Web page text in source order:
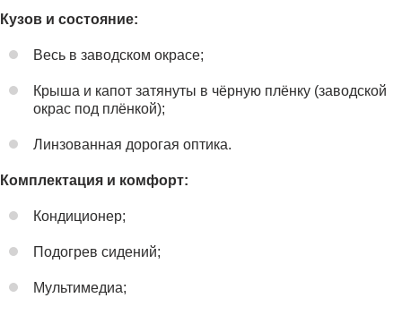
Кузов и состояние:
Весь в заводском окрасе;
Крыша и капот затянуты в чёрную плёнку (заводской
окрас под плёнкой);
Линзованная дорогая оптика.
Комплектация и комфорт:
Кондиционер;
Подогрев сидений;
Мультимедиа;